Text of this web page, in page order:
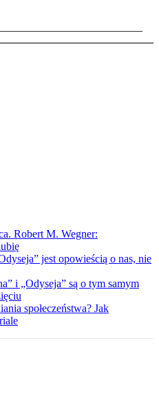
Robert M. Wegner:
jest opowieścią o nas, nie
i „Odyseja” są o tym samym
społeczeństwa? Jak